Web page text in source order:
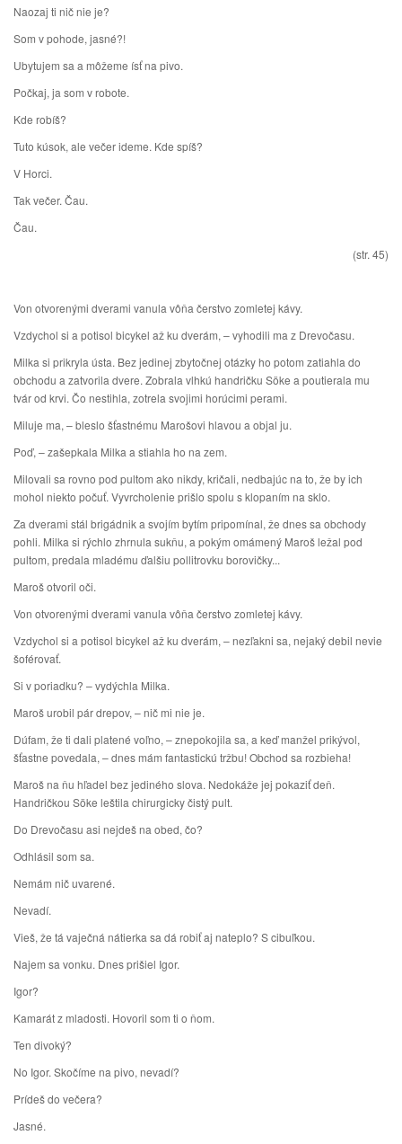
Naozaj ti nič nie je?
Som v pohode, jasné?!
Ubytujem sa a môžeme ísť na pivo.
Počkaj, ja som v robote.
Kde robíš?
Tuto kúsok, ale večer ideme. Kde spíš?
V Horci.
Tak večer. Čau.
Čau.
(str. 45)
Von otvorenými dverami vanula vôňa čerstvo zomletej kávy.
Vzdychol si a potisol bicykel až ku dverám, – vyhodili ma z Drevočasu.
Milka si prikryla ústa. Bez jedinej zbytočnej otázky ho potom zatiahla do
obchodu a zatvorila dvere. Zobrala vlhkú handričku Söke a poutierala mu
tvár od krvi. Čo nestihla, zotrela svojimi horúcimi perami.
Miluje ma, – bleslo šťastnému Marošovi hlavou a objal ju.
Poď, – zašepkala Milka a stiahla ho na zem.
Milovali sa rovno pod pultom ako nikdy, kričali, nedbajúc na to, že by ich
mohol niekto počuť. Vyvrcholenie prišlo spolu s klopaním na sklo.
Za dverami stál brigádnik a svojím bytím pripomínal, že dnes sa obchody
pohli. Milka si rýchlo zhrnula sukňu, a pokým omámený Maroš ležal pod
pultom, predala mladému ďalšiu pollitrovku borovičky...
Maroš otvoril oči.
Von otvorenými dverami vanula vôňa čerstvo zomletej kávy.
Vzdychol si a potisol bicykel až ku dverám, – nezľakni sa, nejaký debil nevie
šoférovať.
Si v poriadku? – vydýchla Milka.
Maroš urobil pár drepov, – nič mi nie je.
Dúfam, že ti dali platené voľno, – znepokojila sa, a keď manžel prikývol,
šťastne povedala, – dnes mám fantastickú tržbu! Obchod sa rozbieha!
Maroš na ňu hľadel bez jediného slova. Nedokáže jej pokaziť deň.
Handričkou Söke leštila chirurgicky čistý pult.
Do Drevočasu asi nejdeš na obed, čo?
Odhlásil som sa.
Nemám nič uvarené.
Nevadí.
Vieš, že tá vaječná nátierka sa dá robiť aj nateplo? S cibuľkou.
Najem sa vonku. Dnes prišiel Igor.
Igor?
Kamarát z mladosti. Hovoril som ti o ňom.
Ten divoký?
No Igor. Skočíme na pivo, nevadí?
Prídeš do večera?
Jasné.